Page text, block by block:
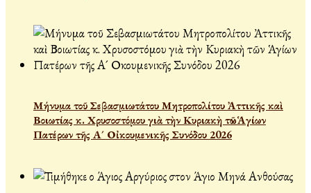
Μήνυμα τοῦ Σεβασμιωτάτου Μητροπολίτου Ἀττικῆς καὶ
Βοιωτίας κ. Χρυσοστόμου γιὰ τὴν Κυριακὴ τῶν Ἁγίων
Πατέρων τῆς Α´ Οἰκουμενικῆς Συνόδου 2026